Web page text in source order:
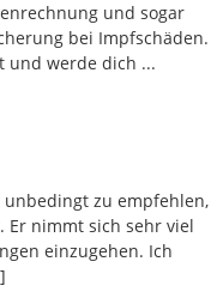
und sogar
bei Impfschäden.
und werde dich ...
unbedingt zu empfehlen,
nimmt sich sehr viel
einzugehen. Ich
]